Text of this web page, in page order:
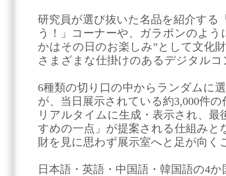
研究員が選び抜いた名品を紹介する
う！」コーナーや、ガラポンのよ
かはその日のお楽しみ”として文化
さまざまな仕掛けのあるデジタル
6種類の切り口の中からランダムに
が、当日展示されている約3,000件
リアルタイムに生成・表示され、
すめの一点」が提案される仕組みと
財を見に思わず展示室へと足が向く
日本語・英語・中国語・韓国語の4